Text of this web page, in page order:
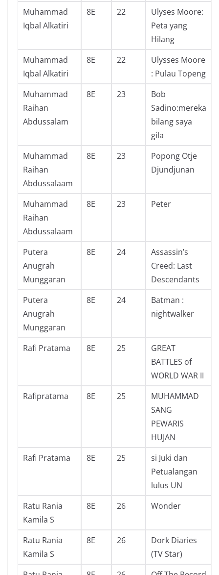
Muhammad
Iqbal Alkatiri
8E 22
Ulyses Moore:
Peta yang
Hilang
Muhammad
Iqbal Alkatiri
8E 22
Ulysses Moore
: Pulau Topeng
Muhammad
Raihan
Abdussalam
8E 23
Bob
Sadino:mereka
bilang saya
gila
Muhammad
Raihan
Abdussalaam
8E 23
Popong Otje
Djundjunan
Muhammad
Raihan
Abdussalaam
8E 23 Peter
Putera
Anugrah
Munggaran
8E 24
Assassin’s
Creed: Last
Descendants
Putera
Anugrah
Munggaran
8E 24
Batman :
nightwalker
Rafi Pratama 8E 25
GREAT
BATTLES of
WORLD WAR II
Rafipratama
8E 25
MUHAMMAD
SANG
PEWARIS
HUJAN
Rafi Pratama
8E 25
si Juki dan
Petualangan
lulus UN
Ratu Rania
Kamila S
8E 26 Wonder
Ratu Rania
Kamila S
8E 26
Dork Diaries
(TV Star)